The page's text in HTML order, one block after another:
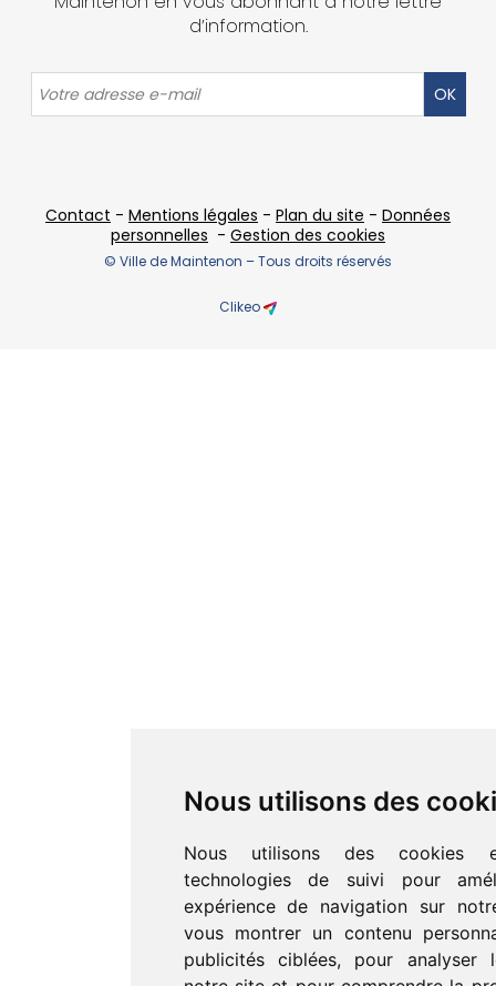
Nous utilisons des
Nous utilisons des cookies
technologies de suivi pour
expérience de navigation sur
vous montrer un contenu
publicités ciblées, pour
d’information.
OK
Contact - Mentions légales - Plan du site - Données
personnelles - Gestion des cookies
© Ville de Maintenon – Tous droits réservés
Clikeo